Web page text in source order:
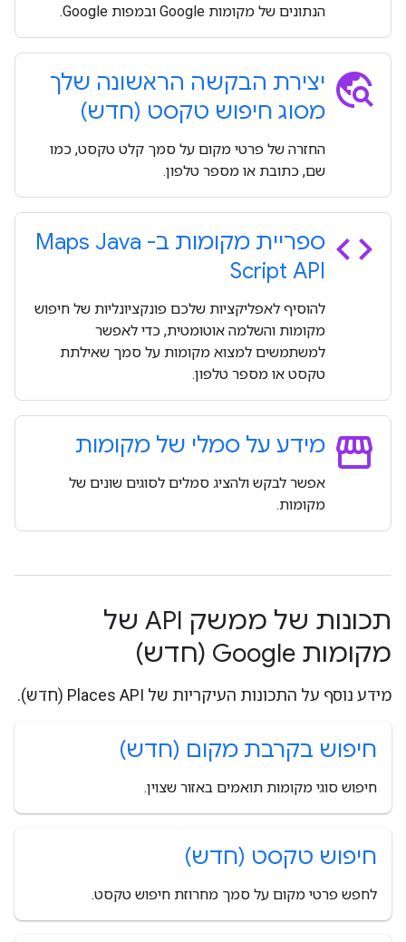
הנתונים של מקומות Google ובמפות Google.
travel_explore יצירת הבקשה הראשונה שלך
מסוג חיפוש טקסט (חדש)
החזרה של פרטי מקום על סמך קלט טקסט, כמו
שם, כתובת או מספר טלפון.
code ספריית מקומות ב- Maps Java
Script API
להוסיף לאפליקציות שלכם פונקציונליות של חיפוש
מקומות והשלמה אוטומטית, כדי לאפשר
למשתמשים למצוא מקומות על סמך שאילתת
טקסט או מספר טלפון.
storefront מידע על סמלי של מקומות
אפשר לבקש ולהציג סמלים לסוגים שונים של
מקומות.
תכונות של ממשק API של
מקומות Google (חדש)
מידע נוסף על התכונות העיקריות של Places API (חדש).
חיפוש בקרבת מקום (חדש)
חיפוש סוגי מקומות תואמים באזור שצוין.
חיפוש טקסט (חדש)
לחפש פרטי מקום על סמך מחרוזת חיפוש טקסט.